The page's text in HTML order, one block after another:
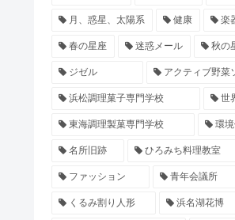
月、惑星、太陽系 健康 楽
春の星座 迷惑メール 秋の
ジゼル アクティブ野菜
浜松調理菓子専門学校 世
東海調理製菓専門学校 環境
名所旧跡 ひろみち料理教室
ファッション 青年会議所
くるみ割り人形 浜名湖花博